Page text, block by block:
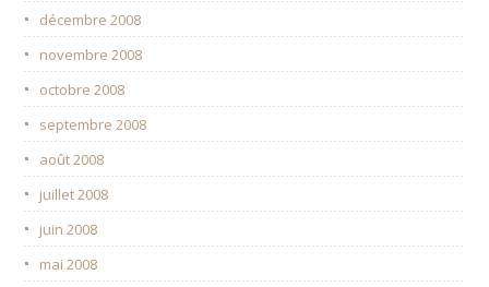
décembre 2008
novembre 2008
octobre 2008
septembre 2008
août 2008
juillet 2008
juin 2008
mai 2008